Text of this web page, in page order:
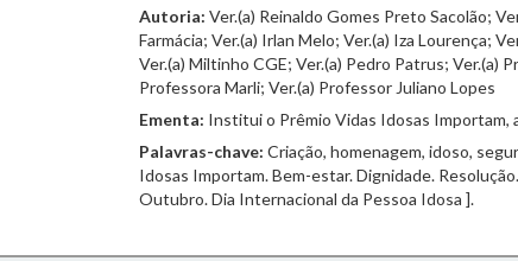
Autoria: Ver.(a) Reinaldo Gomes Preto Sacolão;
Farmácia; Ver.(a) Irlan Melo; Ver.(a) Iza Lourença;
Ver.(a) Miltinho CGE; Ver.(a) Pedro Patrus; Ver.(a)
Professora Marli; Ver.(a) Professor Juliano Lopes
Ementa: Institui o Prêmio Vidas Idosas Importam,
Palavras-chave: Criação, homenagem, idoso,
Idosas Importam. Bem-estar. Dignidade.
Outubro. Dia Internacional da Pessoa Idosa ].